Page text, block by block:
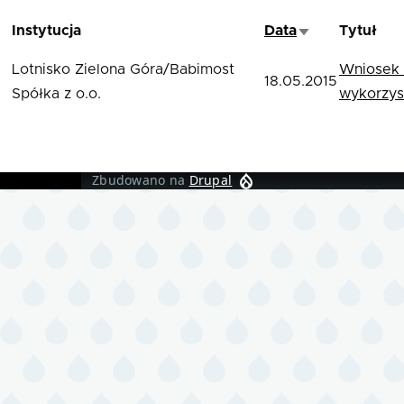
Instytucja DataSortuj rosnąco
Tytuł
Lotnisko Zielona Góra/Babimost
Spółka z o.o.
18.05.2015
Wniosek
Zbudowano na Drupal